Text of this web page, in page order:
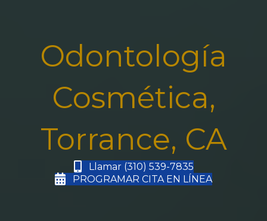
Odontología
Cosmética,
Torrance, CA
Llamar (310) 539-7835
PROGRAMAR CITA EN LÍNEA